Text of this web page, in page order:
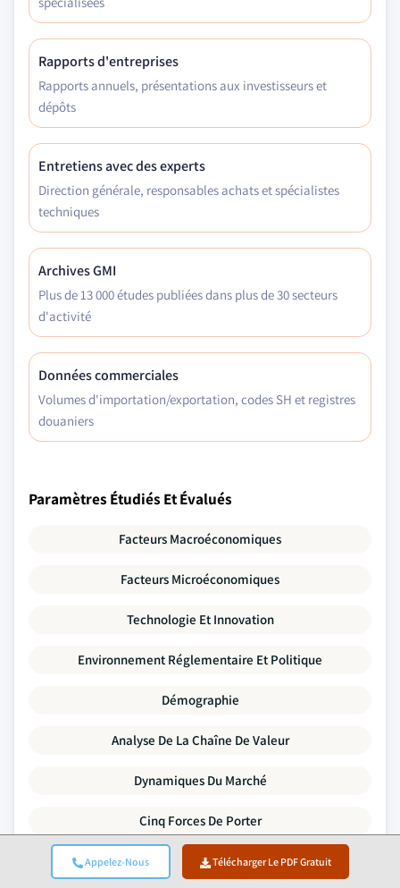
Appelez-Nous Télécharger Le PDF Gratuit
Rapports d'entreprises
Rapports annuels, présentations aux investisseurs et
dépôts
Entretiens avec des experts
Direction générale, responsables achats et spécialistes
techniques
Archives GMI
Plus de 13 000 études publiées dans plus de 30 secteurs
d'activité
Données commerciales
Volumes d'importation/exportation, codes SH et registres
douaniers
Paramètres Étudiés Et Évalués
Facteurs Macroéconomiques
Facteurs Microéconomiques
Technologie Et Innovation
Environnement Réglementaire Et Politique
Démographie
Analyse De La Chaîne De Valeur
Dynamiques Du Marché
Cinq Forces De Porter
Analyse PESTLE